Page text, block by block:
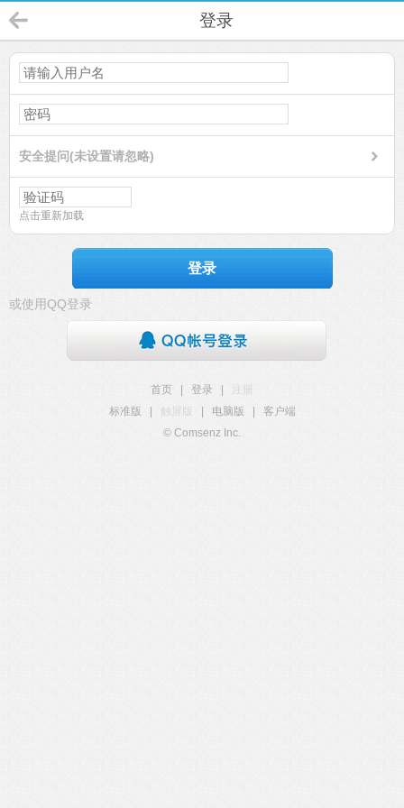
登录
安全提问(未设置请忽略)
点击重新加载
登录
或使用QQ登录
首页 登录
注册
标准版
触屏版 电脑版
客户端
© Comsenz Inc.